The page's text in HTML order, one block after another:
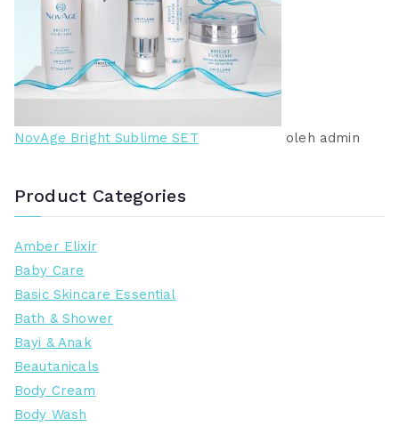
NovAge Bright Sublime SET oleh admin
Product Categories
Amber Elixir
Baby Care
Basic Skincare Essential
Bath & Shower
Bayi & Anak
Beautanicals
Body Cream
Body Wash